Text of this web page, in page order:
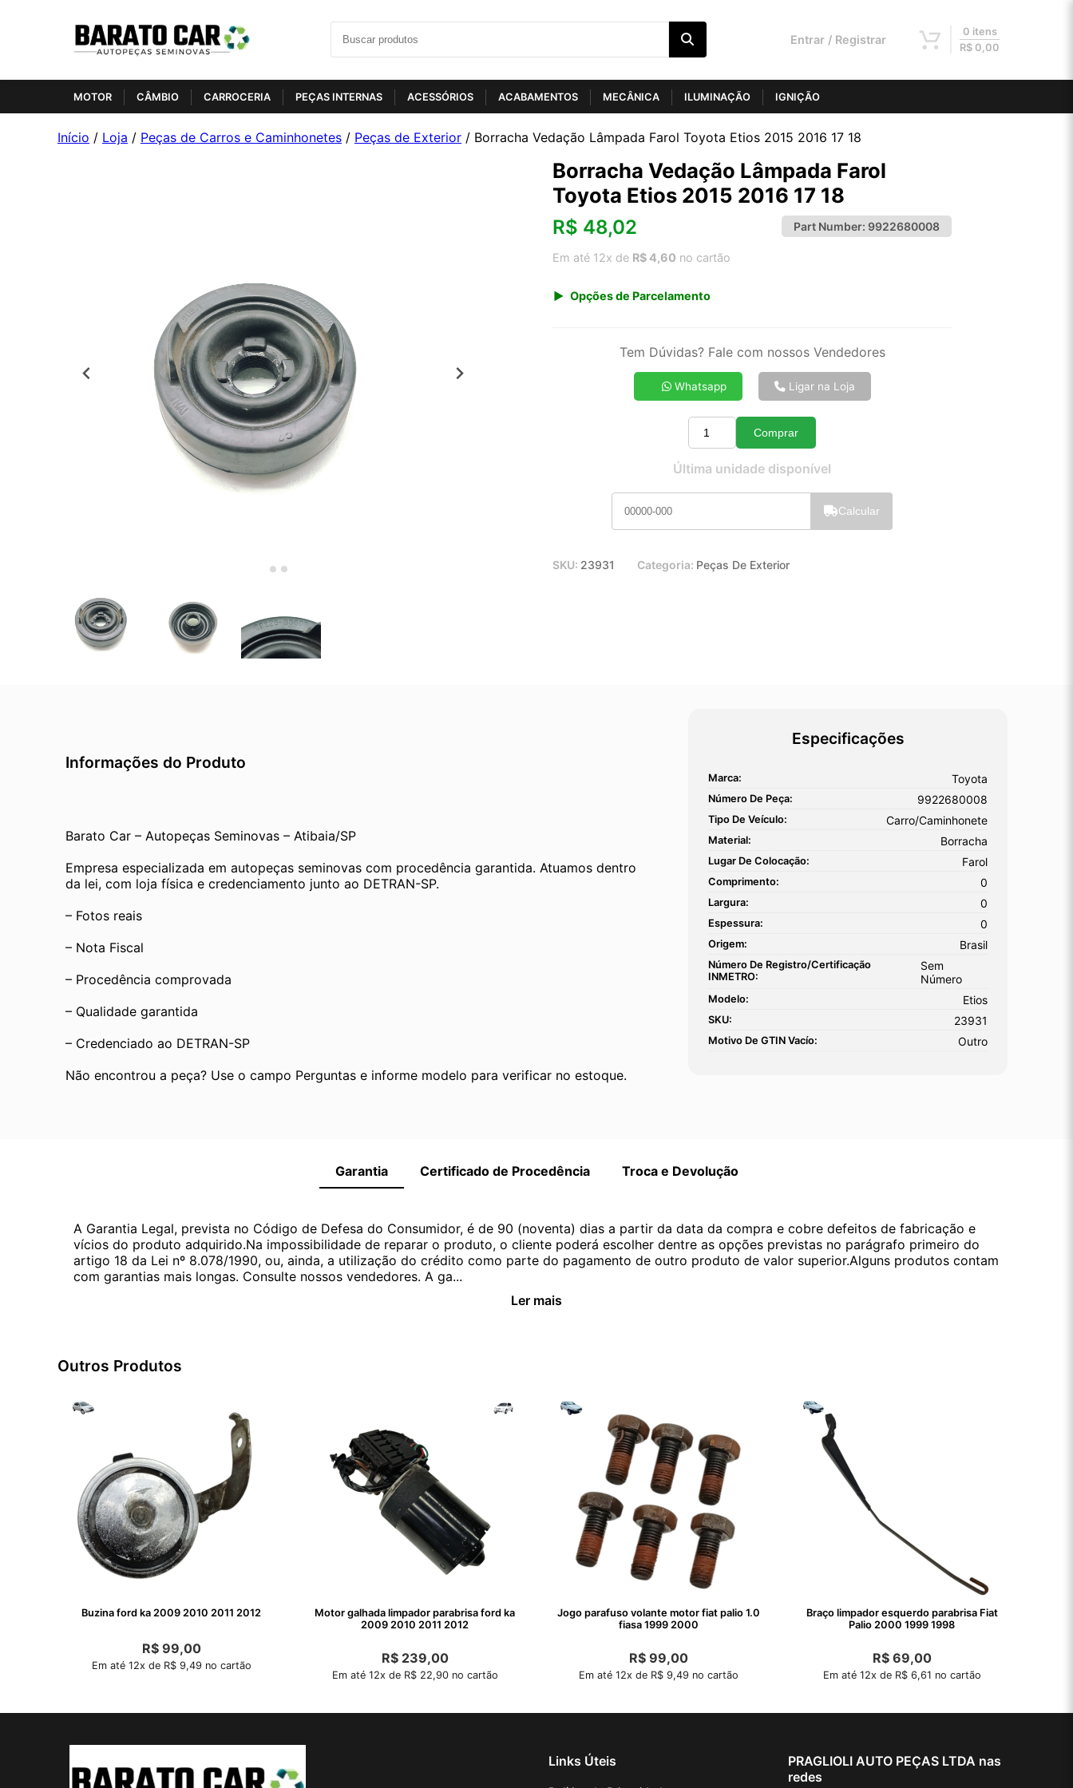
Entrar / Registrar
0 itens
R$ 0,00
MOTOR CÂMBIO CARROCERIA PEÇAS INTERNAS ACESSÓRIOS ACABAMENTOS MECÂNICA ILUMINAÇÃO IGNIÇÃO
Início / Loja / Peças de Carros e Caminhonetes / Peças de Exterior / Borracha Vedação Lâmpada Farol Toyota Etios 2015 2016 17 18
Borracha Vedação Lâmpada Farol
Toyota Etios 2015 2016 17 18
R$ 48,02 Part Number: 9922680008
Em até 12x de R$ 4,60 no cartão
Opções de Parcelamento
8x de R$ 6,71
10x de R$ 5,44
12x de R$ 4,60
Tem Dúvidas? Fale com nossos Vendedores
Whatsapp Ligar na Loja
Quantidade
Comprar
Última unidade disponível
Calcular
SKU: 23931 Categoria: Peças De Exterior
Informações do Produto
Barato Car – Autopeças Seminovas – Atibaia/SP
Empresa especializada em autopeças seminovas com procedência garantida. Atuamos dentro
da lei, com loja física e credenciamento junto ao DETRAN-SP.
– Fotos reais
– Nota Fiscal
– Procedência comprovada
– Qualidade garantida
– Credenciado ao DETRAN-SP
Não encontrou a peça? Use o campo Perguntas e informe modelo para verificar no estoque.
Especificações
Marca: Toyota
Número De Peça: 9922680008
Tipo De Veículo: Carro/Caminhonete
Material: Borracha
Lugar De Colocação: Farol
Comprimento: 0
Largura: 0
Espessura: 0
Origem: Brasil
Número De Registro/certificação
INMETRO:
Sem
Número
Modelo: Etios
SKU: 23931
Motivo De GTIN Vacío: Outro
Garantia Certificado de Procedência Troca e Devolução
A Garantia Legal, prevista no Código de Defesa do Consumidor, é de 90 (noventa) dias a partir da data da compra e cobre defeitos de fabricação e
vícios do produto adquirido.Na impossibilidade de reparar o produto, o cliente poderá escolher dentre as opções previstas no parágrafo primeiro do
artigo 18 da Lei nº 8.078/1990, ou, ainda, a utilização do crédito como parte do pagamento de outro produto de valor superior.Alguns produtos contam
com garantias mais longas. Consulte nossos vendedores. A ga...
Ler mais
Outros Produtos
Buzina ford ka 2009 2010 2011 2012
R$99,00
Em até 12x de R$ 9,49 no cartão
Motor galhada limpador parabrisa ford ka
2009 2010 2011 2012
R$239,00
Em até 12x de R$ 22,90 no cartão
Jogo parafuso volante motor fiat palio 1.0
fiasa 1999 2000
R$99,00
Em até 12x de R$ 9,49 no cartão
Braço limpador esquerdo parabrisa Fiat
Palio 2000 1999 1998
R$69,00
Em até 12x de R$ 6,61 no cartão
Links Úteis
PRAGLIOLI AUTO PEÇAS LTDA nas
redes